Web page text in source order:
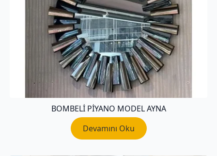
BOMBELI PIYANO MODEL AYNA
Devamını Oku